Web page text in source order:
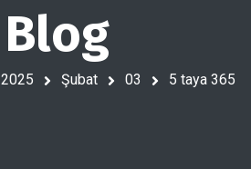
Blog
2025 Şubat 03 5 taya 365